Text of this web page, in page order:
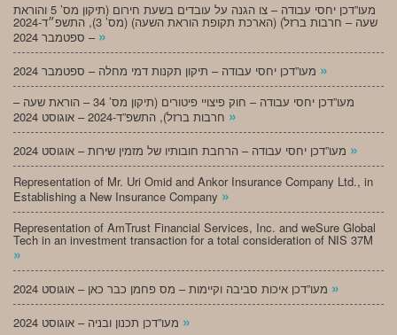
מעו”דכן יחסי עבודה – צו הגנה על עובדים בשעת חירום (תיקון מס’ 5 והוראת
שעה – חרבות ברזל) (הארכת תקופת הוראת השעה) (מס’ 3), התשפ״ד-2024
– ספטמבר 2024 »
»
מעו”דכן יחסי עבודה – חוק פיצויי פיטורים (תיקון מס’ 34 – הוראת שעה –
»
»
Representation of Mr. Uri Omid and Ankor Insurance Company Ltd., in
Establishing a New Insurance Company »
Representation of AmTrust Financial Services, Inc. and weSure Global
Tech in an investment transaction for a total consideration of NIS 37M
»
»
»